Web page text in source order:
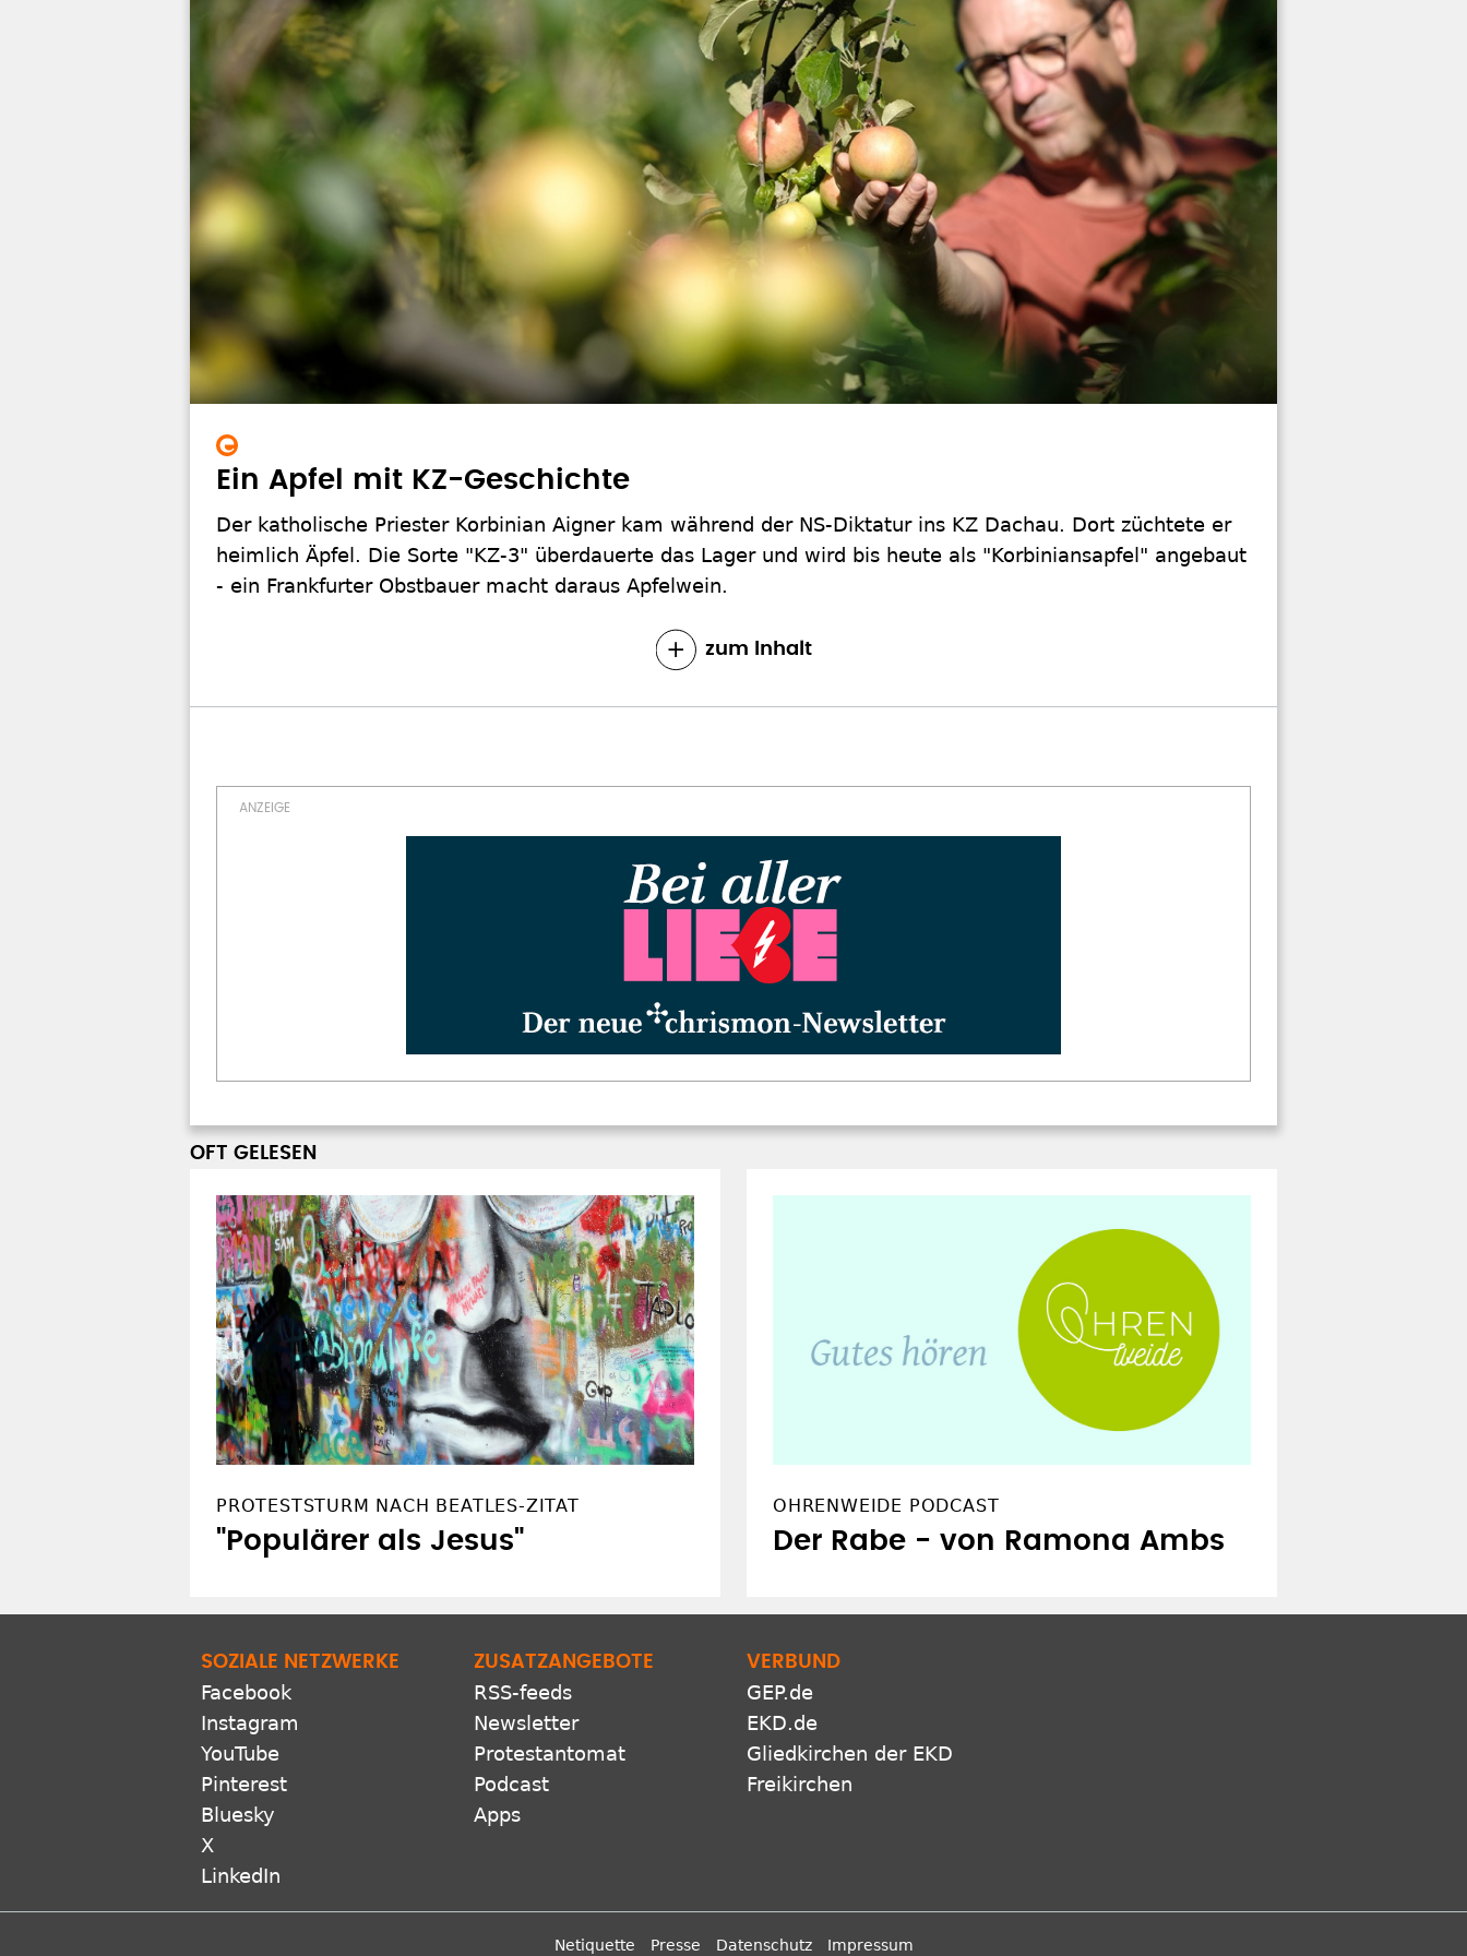
Ein Apfel mit KZ-Geschichte
Der katholische Priester Korbinian Aigner kam während der NS-Diktatur ins KZ Dachau. Dort züchtete er
heimlich Äpfel. Die Sorte "KZ-3" überdauerte das Lager und wird bis heute als "Korbiniansapfel" angebaut
- ein Frankfurter Obstbauer macht daraus Apfelwein.
zum Inhalt
OFT GELESEN
PROTESTSTURM NACH BEATLES-ZITAT
"Populärer als Jesus"
OHRENWEIDE PODCAST
Der Rabe - von Ramona Ambs
SOZIALE NETZWERKE
Facebook
Instagram
YouTube
Pinterest
Bluesky
X
LinkedIn
ZUSATZANGEBOTE
RSS-feeds
Newsletter
Protestantomat
Podcast
Apps
VERBUND
GEP.de
EKD.de
Gliedkirchen der EKD
Freikirchen
Netiquette Presse Datenschutz Impressum